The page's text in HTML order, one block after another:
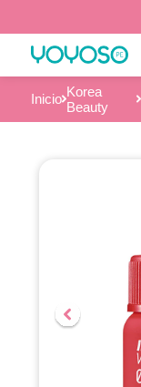
Inicio Korea
Beauty